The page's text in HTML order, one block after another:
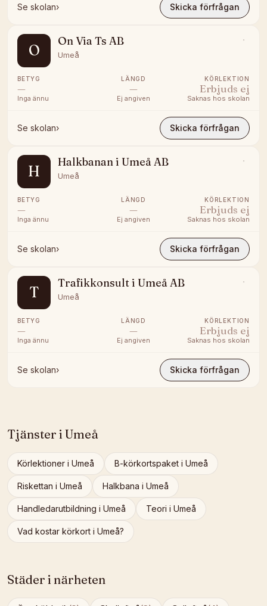
Se skolan› Skicka förfrågan
O
On Via Ts AB
Umeå
BETYG
—
Inga ännu
LÄNGD
—
Ej angiven
KÖRLEKTION
Erbjuds ej
Saknas hos skolan
Se skolan› Skicka förfrågan
H
Halkbanan i Umeå AB
Umeå
BETYG
—
Inga ännu
LÄNGD
—
Ej angiven
KÖRLEKTION
Erbjuds ej
Saknas hos skolan
Se skolan› Skicka förfrågan
T
Trafikkonsult i Umeå AB
Umeå
BETYG
—
Inga ännu
LÄNGD
—
Ej angiven
KÖRLEKTION
Erbjuds ej
Saknas hos skolan
Se skolan› Skicka förfrågan
Tjänster i Umeå
Körlektioner i Umeå B-körkortspaket i Umeå
Riskettan i Umeå Halkbana i Umeå
Handledarutbildning i Umeå Teori i Umeå
Vad kostar körkort i Umeå?
Städer i närheten